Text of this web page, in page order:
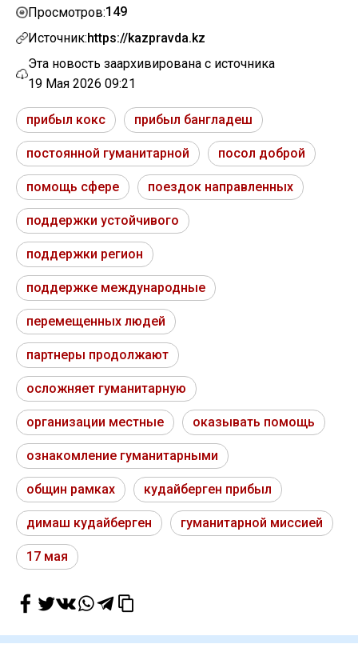
Просмотров:149
Источник:https://kazpravda.kz
Эта новость заархивирована с источника
19 Мая 2026 09:21
прибыл кокс прибыл бангладеш
постоянной гуманитарной посол доброй
помощь сфере поездок направленных
поддержки устойчивого
поддержки регион
поддержке международные
перемещенных людей
партнеры продолжают
осложняет гуманитарную
организации местные оказывать помощь
ознакомление гуманитарными
общин рамках кудайберген прибыл
димаш кудайберген гуманитарной миссией
17 мая